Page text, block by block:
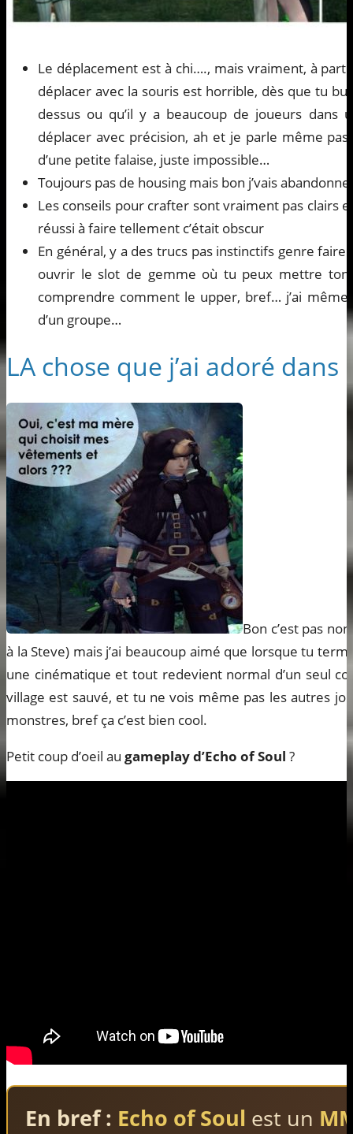
Le déplacement est à chi…., mais vraiment, à part
déplacer avec la souris est horrible, dès que tu
dessus ou qu’il y a beaucoup de joueurs dans
déplacer avec précision, ah et je parle même
d’une petite falaise, juste impossible…
Toujours pas de housing mais bon j’vais
Les conseils pour crafter sont vraiment pas clairs
réussi à faire tellement c’était obscur
En général, y a des trucs pas instinctifs genre
ouvrir le slot de gemme où tu peux mettre ton
comprendre comment le upper, bref… j’ai
d’un groupe…
LA chose que j’ai adoré dans
Bon c’est pas
à la Steve) mais j’ai beaucoup aimé que lorsque tu
une cinématique et tout redevient normal d’un seul
village est sauvé, et tu ne vois même pas les autres
monstres, bref ça c’est bien cool.
Petit coup d’oeil au gameplay d’Echo of Soul ?
En bref : Echo of Soul est un